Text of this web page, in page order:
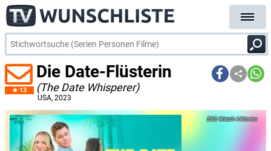
13
Die Date-Flüsterin
(The Date Whisperer)
USA, 2023
Watch 4 Movies